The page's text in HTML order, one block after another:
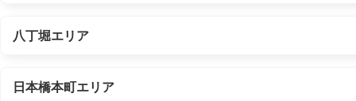
八丁堀エリア
日本橋本町エリア